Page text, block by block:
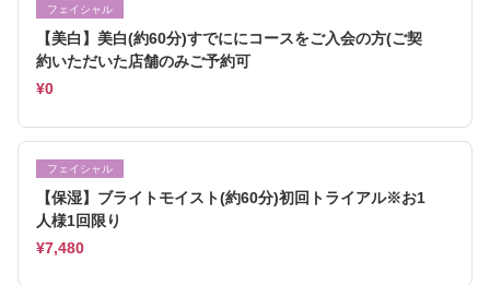
フェイシャル
【美白】美白(約60分)すでににコースをご入会の方(ご契
約いただいた店舗のみご予約可
¥0
フェイシャル
【保湿】ブライトモイスト(約60分)初回トライアル※お1
人様1回限り
¥7,480